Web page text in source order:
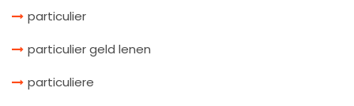
particulier
particulier geld lenen
particuliere